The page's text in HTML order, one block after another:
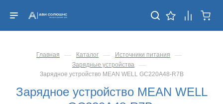
Главная — Каталог — Источники питания —
Зарядные устройства —
Зарядное устройство MEAN WELL GC220A48-R7B
Зарядное устройство MEAN WELL